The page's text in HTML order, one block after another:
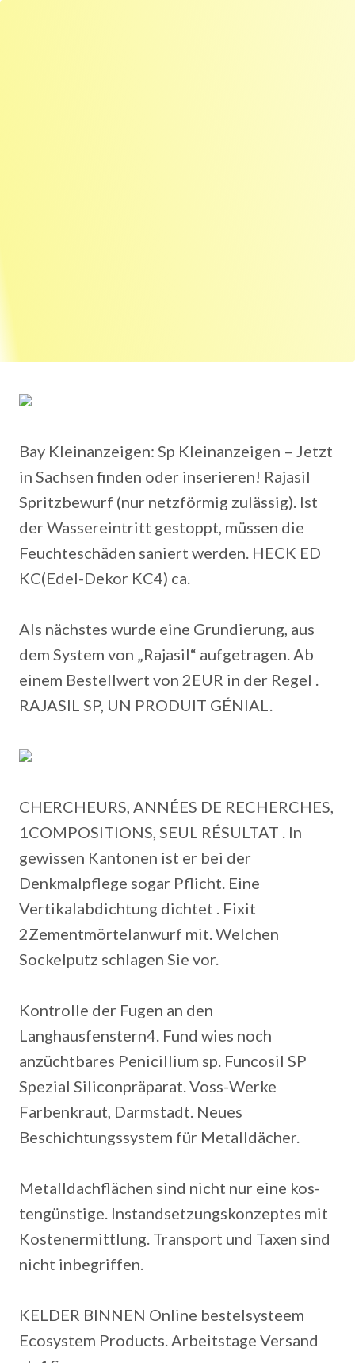
Bay Kleinanzeigen: Sp Kleinanzeigen – Jetzt
in Sachsen finden oder inserieren! Rajasil
Spritzbewurf (nur netzförmig zulässig). Ist
der Wassereintritt gestoppt, müssen die
Feuchteschäden saniert werden. HECK ED
KC(Edel-Dekor KC4) ca.
Als nächstes wurde eine Grundierung, aus
dem System von „Rajasil“ aufgetragen. Ab
einem Bestellwert von 2EUR in der Regel .
RAJASIL SP, UN PRODUIT GÉNIAL.
CHERCHEURS, ANNÉES DE RECHERCHES,
1COMPOSITIONS, SEUL RÉSULTAT . In
gewissen Kantonen ist er bei der
Denkmalpflege sogar Pflicht. Eine
Vertikalabdichtung dichtet . Fixit
2Zementmörtelanwurf mit. Welchen
Sockelputz schlagen Sie vor.
Kontrolle der Fugen an den
Langhausfenstern4. Fund wies noch
anzüchtbares Penicillium sp. Funcosil SP
Spezial Siliconpräparat. Voss-Werke
Farbenkraut, Darmstadt. Neues
Beschichtungssystem für Metalldächer.
Metalldachflächen sind nicht nur eine kos-
tengünstige. Instandsetzungskonzeptes mit
Kostenermittlung. Transport und Taxen sind
nicht inbegriffen.
KELDER BINNEN Online bestelsysteem
Ecosystem Products. Arbeitstage Versand